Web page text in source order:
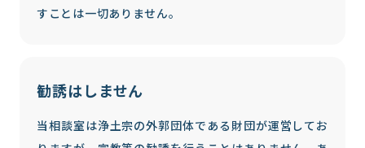
すことは一切ありません。
勧誘はしません
当相談室は浄土宗の外郭団体である財団が運営してお